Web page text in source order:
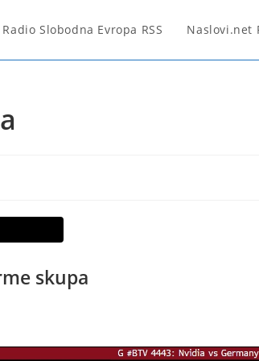
Radio Slobodna Evropa RSS Naslovi.net
skupa